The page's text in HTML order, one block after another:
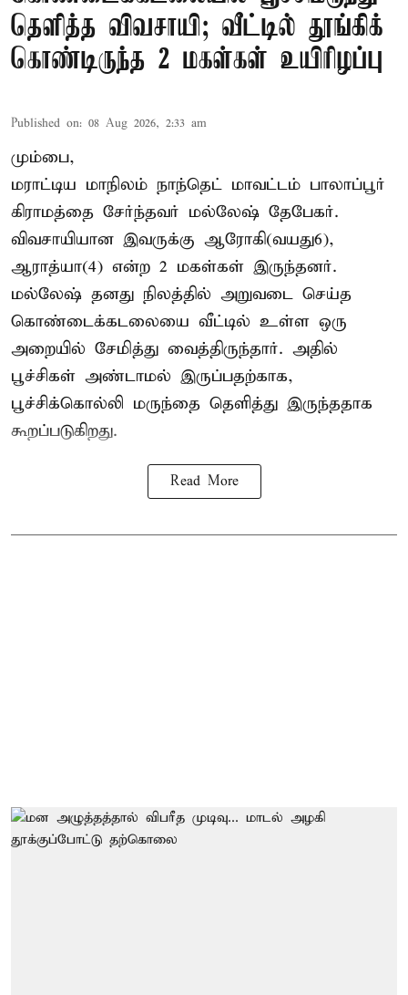
தெளித்த விவசாயி; வீட்டில் தூங்கிக்
கொண்டிருந்த 2 மகள்கள் உயிரிழப்பு
Published on: 08 Aug 2026, 2:33 am
மும்பை,
மராட்டிய மாநிலம் நாந்தெட் மாவட்டம் பாலாப்பூர்
கிராமத்தை சேர்ந்தவர் மல்லேஷ் தேபேகர்.
விவசாயியான இவருக்கு ஆரோகி(வயது6),
ஆராத்யா(4) என்ற 2 மகள்கள் இருந்தனர்.
மல்லேஷ் தனது நிலத்தில் அறுவடை செய்த
கொண்டைக்கடலையை வீட்டில் உள்ள ஒரு
அறையில் சேமித்து வைத்திருந்தார். அதில்
பூச்சிகள் அண்டாமல் இருப்பதற்காக,
பூச்சிக்கொல்லி மருந்தை தெளித்து இருந்ததாக
கூறப்படுகிறது.
Read More